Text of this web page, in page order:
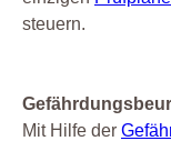
steuern.
Mit Hilfe der